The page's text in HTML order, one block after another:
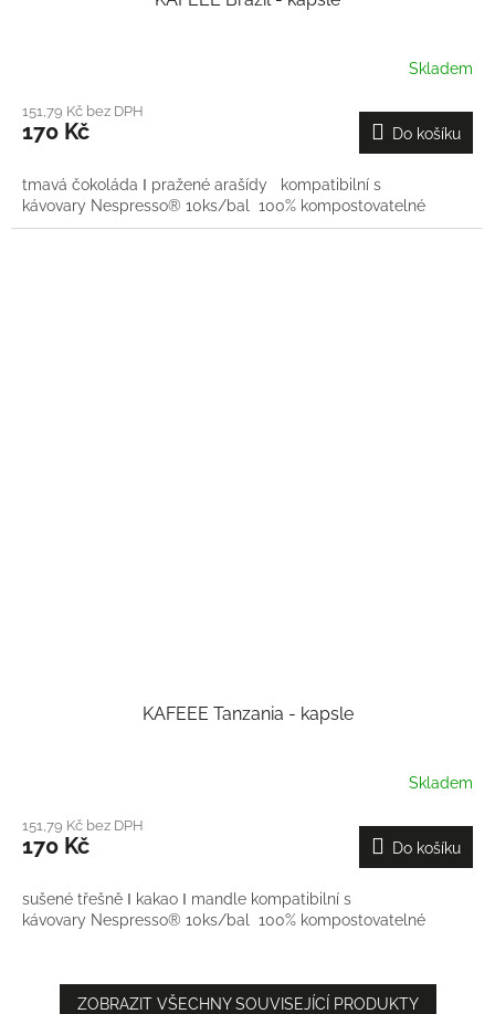
Skladem
151,79 Kč bez DPH
170 Kč Do košíku
tmavá čokoláda Ι pražené arašídy kompatibilní s
kávovary Nespresso® 10ks/bal 100% kompostovatelné
KAFEEE Tanzania - kapsle
Skladem
151,79 Kč bez DPH
170 Kč Do košíku
sušené třešně Ι kakao Ι mandle kompatibilní s
kávovary Nespresso® 10ks/bal 100% kompostovatelné
ZOBRAZIT VŠECHNY SOUVISEJÍCÍ PRODUKTY